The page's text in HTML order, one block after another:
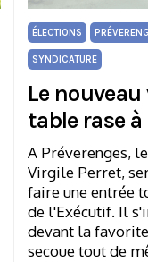
ÉLECTIONS
SYNDICATURE
Le
table rase
A Préverenges,
Virgile Perret,
faire une entrée
de l'Exécutif. Il
devant la
secoue tout de